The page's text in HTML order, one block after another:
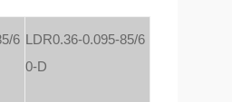
6 LDR0.36-0.095-85/6
0-D